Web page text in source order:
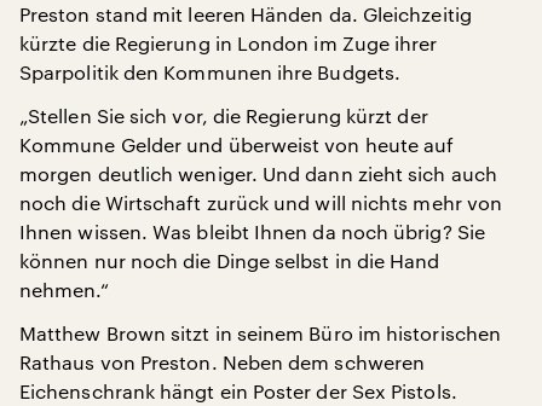
Preston stand mit leeren Händen da. Gleichzeitig
kürzte die Regierung in London im Zuge ihrer
Sparpolitik den Kommunen ihre Budgets.
„Stellen Sie sich vor, die Regierung kürzt der
Kommune Gelder und überweist von heute auf
morgen deutlich weniger. Und dann zieht sich auch
noch die Wirtschaft zurück und will nichts mehr von
Ihnen wissen. Was bleibt Ihnen da noch übrig? Sie
können nur noch die Dinge selbst in die Hand
nehmen.“
Matthew Brown sitzt in seinem Büro im historischen
Rathaus von Preston. Neben dem schweren
Eichenschrank hängt ein Poster der Sex Pistols.